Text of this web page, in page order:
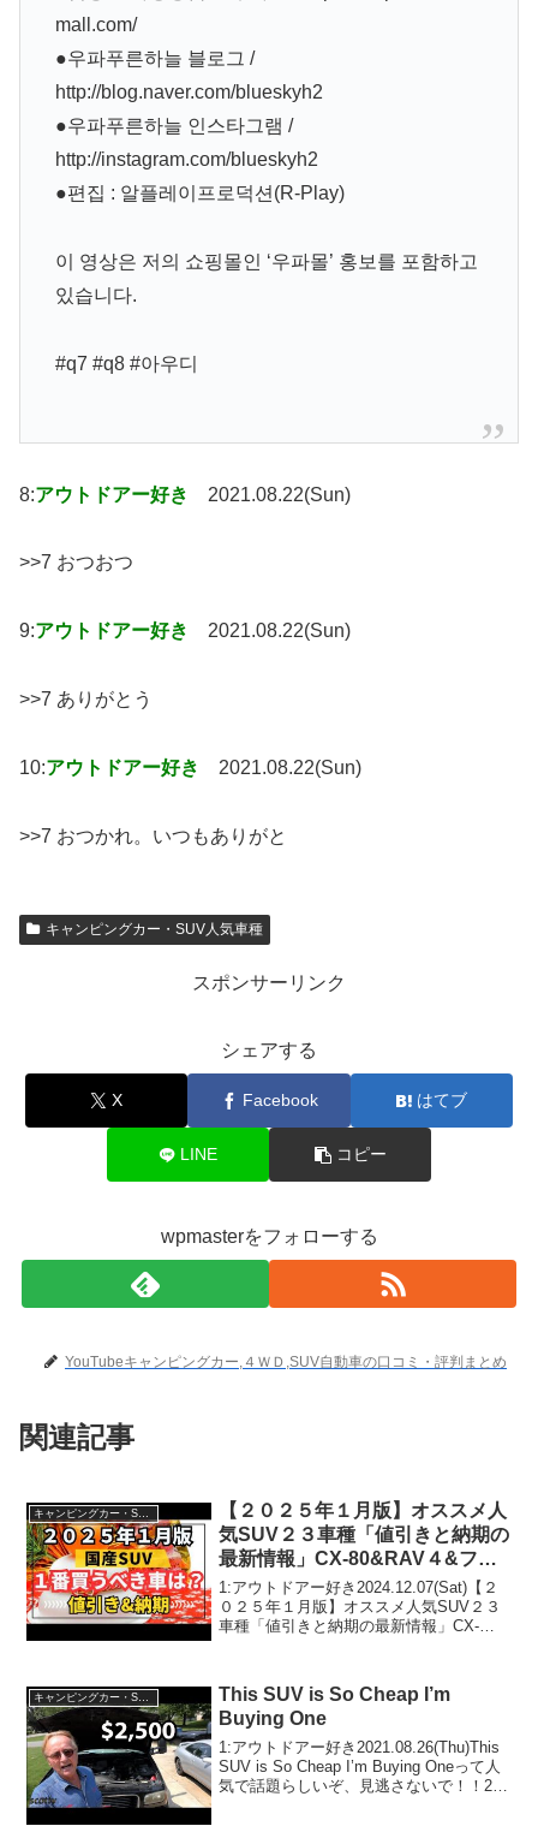
mall.com/
●우파푸른하늘 블로그 /
http://blog.naver.com/blueskyh2
●우파푸른하늘 인스타그램 /
http://instagram.com/blueskyh2
●편집 : 알플레이프로덕션(R-Play)
이 영상은 저의 쇼핑몰인 ‘우파몰’ 홍보를 포함하고
있습니다.
#q7 #q8 #아우디
8:アウトドアー好き 2021.08.22(Sun)
>>7 おつおつ
9:アウトドアー好き 2021.08.22(Sun)
>>7 ありがとう
10:アウトドアー好き 2021.08.22(Sun)
>>7 おつかれ。いつもありがと
キャンピングカー・SUV人気車種
スポンサーリンク
シェアする
X Facebook はてブ
LINE コピー
wpmasterをフォローする
YouTubeキャンピングカー,４ＷＤ,SUV自動車の口コミ・評判まとめ
関連記事
キャンピングカー・SUV人気車種
【２０２５年１月版】オススメ人
気SUV２３車種「値引きと納期の
最新情報」CX-80&RAV４&フロ
ンクス&フォレスター&ハリアー
&キックス&トライトン&WR-V&
ヴェゼル&ライズなど
1:アウトドアー好き2024.12.07(Sat)【２
０２５年１月版】オススメ人気SUV２３
車種「値引きと納期の最新情報」CX-
ヴェゼル&ライズなどって人気...
This SUV is So Cheap I’m
Buying One
1:アウトドアー好き2021.08.26(Thu)This
SUV is So Cheap I’m Buying Oneって人
気で話題らしいぞ、見逃さないで！！2: